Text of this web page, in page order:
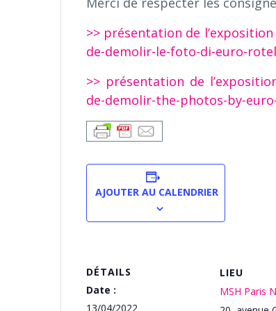
>> présentation de
de-demolir-le-foto-di-euro-
>> présentation de
de-demolir-the-photos-by-
AJOUTER AU CALENDRIER
DÉTAILS
Date :
13/04/2022
LIEU
MSH Paris